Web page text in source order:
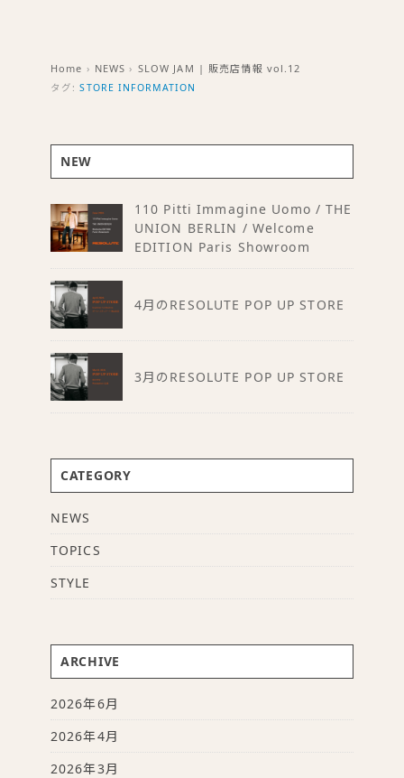
Home › NEWS › SLOW JAM | 販売店情報 vol.12
タグ:STORE INFORMATION
NEW
110 Pitti Immagine Uomo / THE
UNION BERLIN / Welcome
EDITION Paris Showroom
4月のRESOLUTE POP UP STORE
3月のRESOLUTE POP UP STORE
CATEGORY
NEWS
TOPICS
STYLE
ARCHIVE
2026年6月
2026年4月
2026年3月